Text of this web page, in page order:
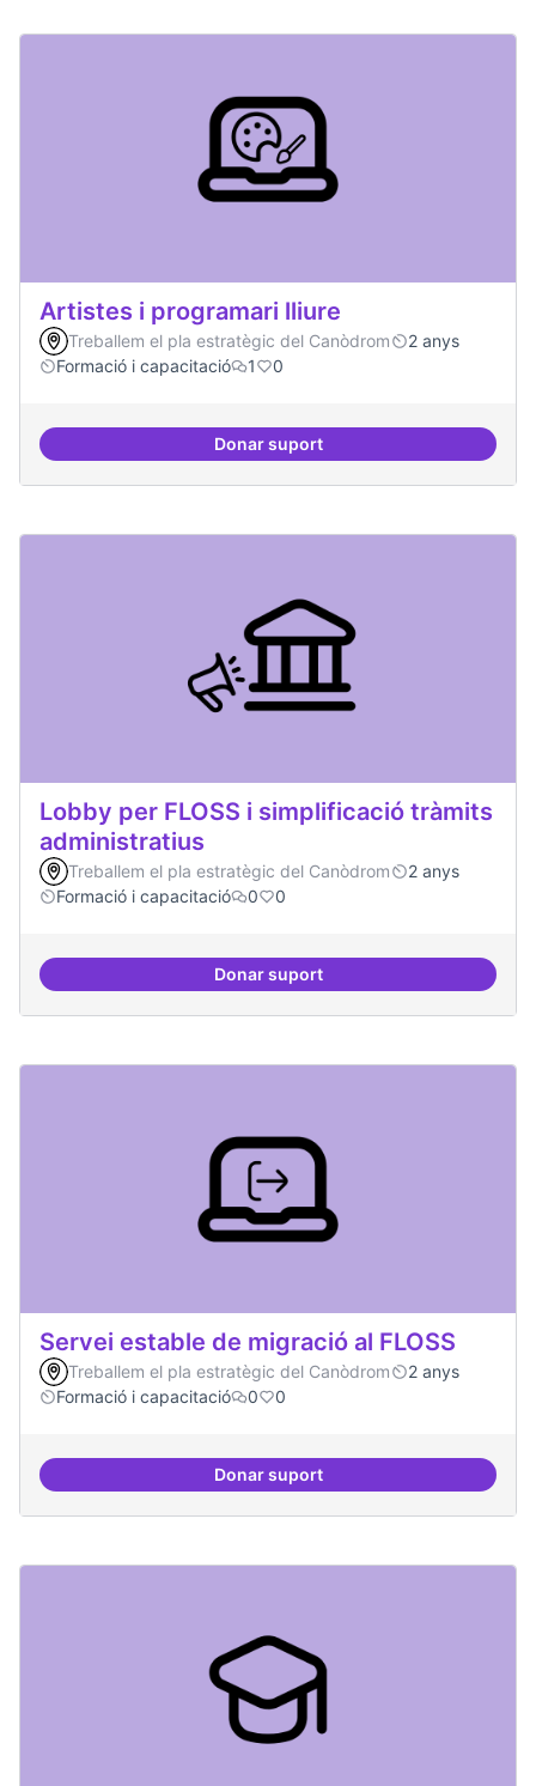
Artistes i programari lliure
Treballem el pla estratègic del Canòdrom
2 anys
Formació i capacitació
1 0
Donar suportArtistes i programari lliure
Lobby per FLOSS i simplificació tràmits
administratius
Treballem el pla estratègic del Canòdrom
2 anys
Formació i capacitació
0 0
Donar suportLobby per FLOSS i
Servei estable de migració al FLOSS
Treballem el pla estratègic del Canòdrom
2 anys
Formació i capacitació
0 0
Donar suportServei estable de migració al